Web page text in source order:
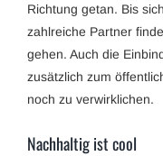
Richtung getan. Bis
zahlreiche Partner
gehen. Auch die
zusätzlich zum
noch zu verwirklichen.
Nachhaltig ist cool